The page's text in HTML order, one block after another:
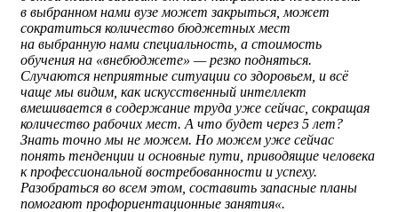
в выбранном нами вузе может закрыться, может
сократиться количество бюджетных мест
на выбранную нами специальность, а стоимость
обучения на «внебюджете» — резко подняться.
Случаются неприятные ситуации со здоровьем, и всё
чаще мы видим, как искусственный интеллект
вмешивается в содержание труда уже сейчас, сокращая
количество рабочих мест. А что будет через 5 лет?
Знать точно мы не можем. Но можем уже сейчас
понять тенденции и основные пути, приводящие человека
к профессиональной востребованности и успеху.
Разобраться во всем этом, составить запасные планы
помогают профориентационные занятия«.